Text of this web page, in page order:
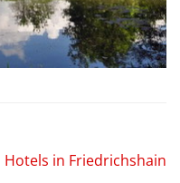
Hotels in Friedrichshain